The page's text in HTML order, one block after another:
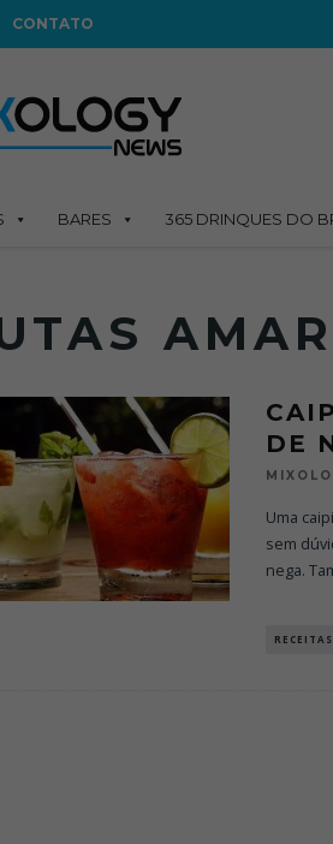
CONTATO
BARES 365 DRINQUES DO
DE
Uma
sem
nega.
RECEITAS